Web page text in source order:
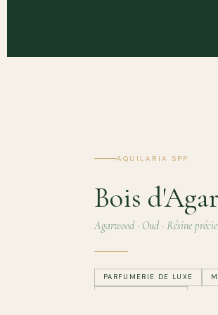
AQUILARIA SPP.
Bois d'Agar
Agarwood · Oud · Résine
PARFUMERIE DE LUXE